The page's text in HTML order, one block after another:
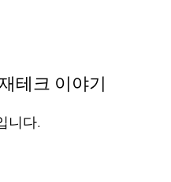
테크 이야기
니다.